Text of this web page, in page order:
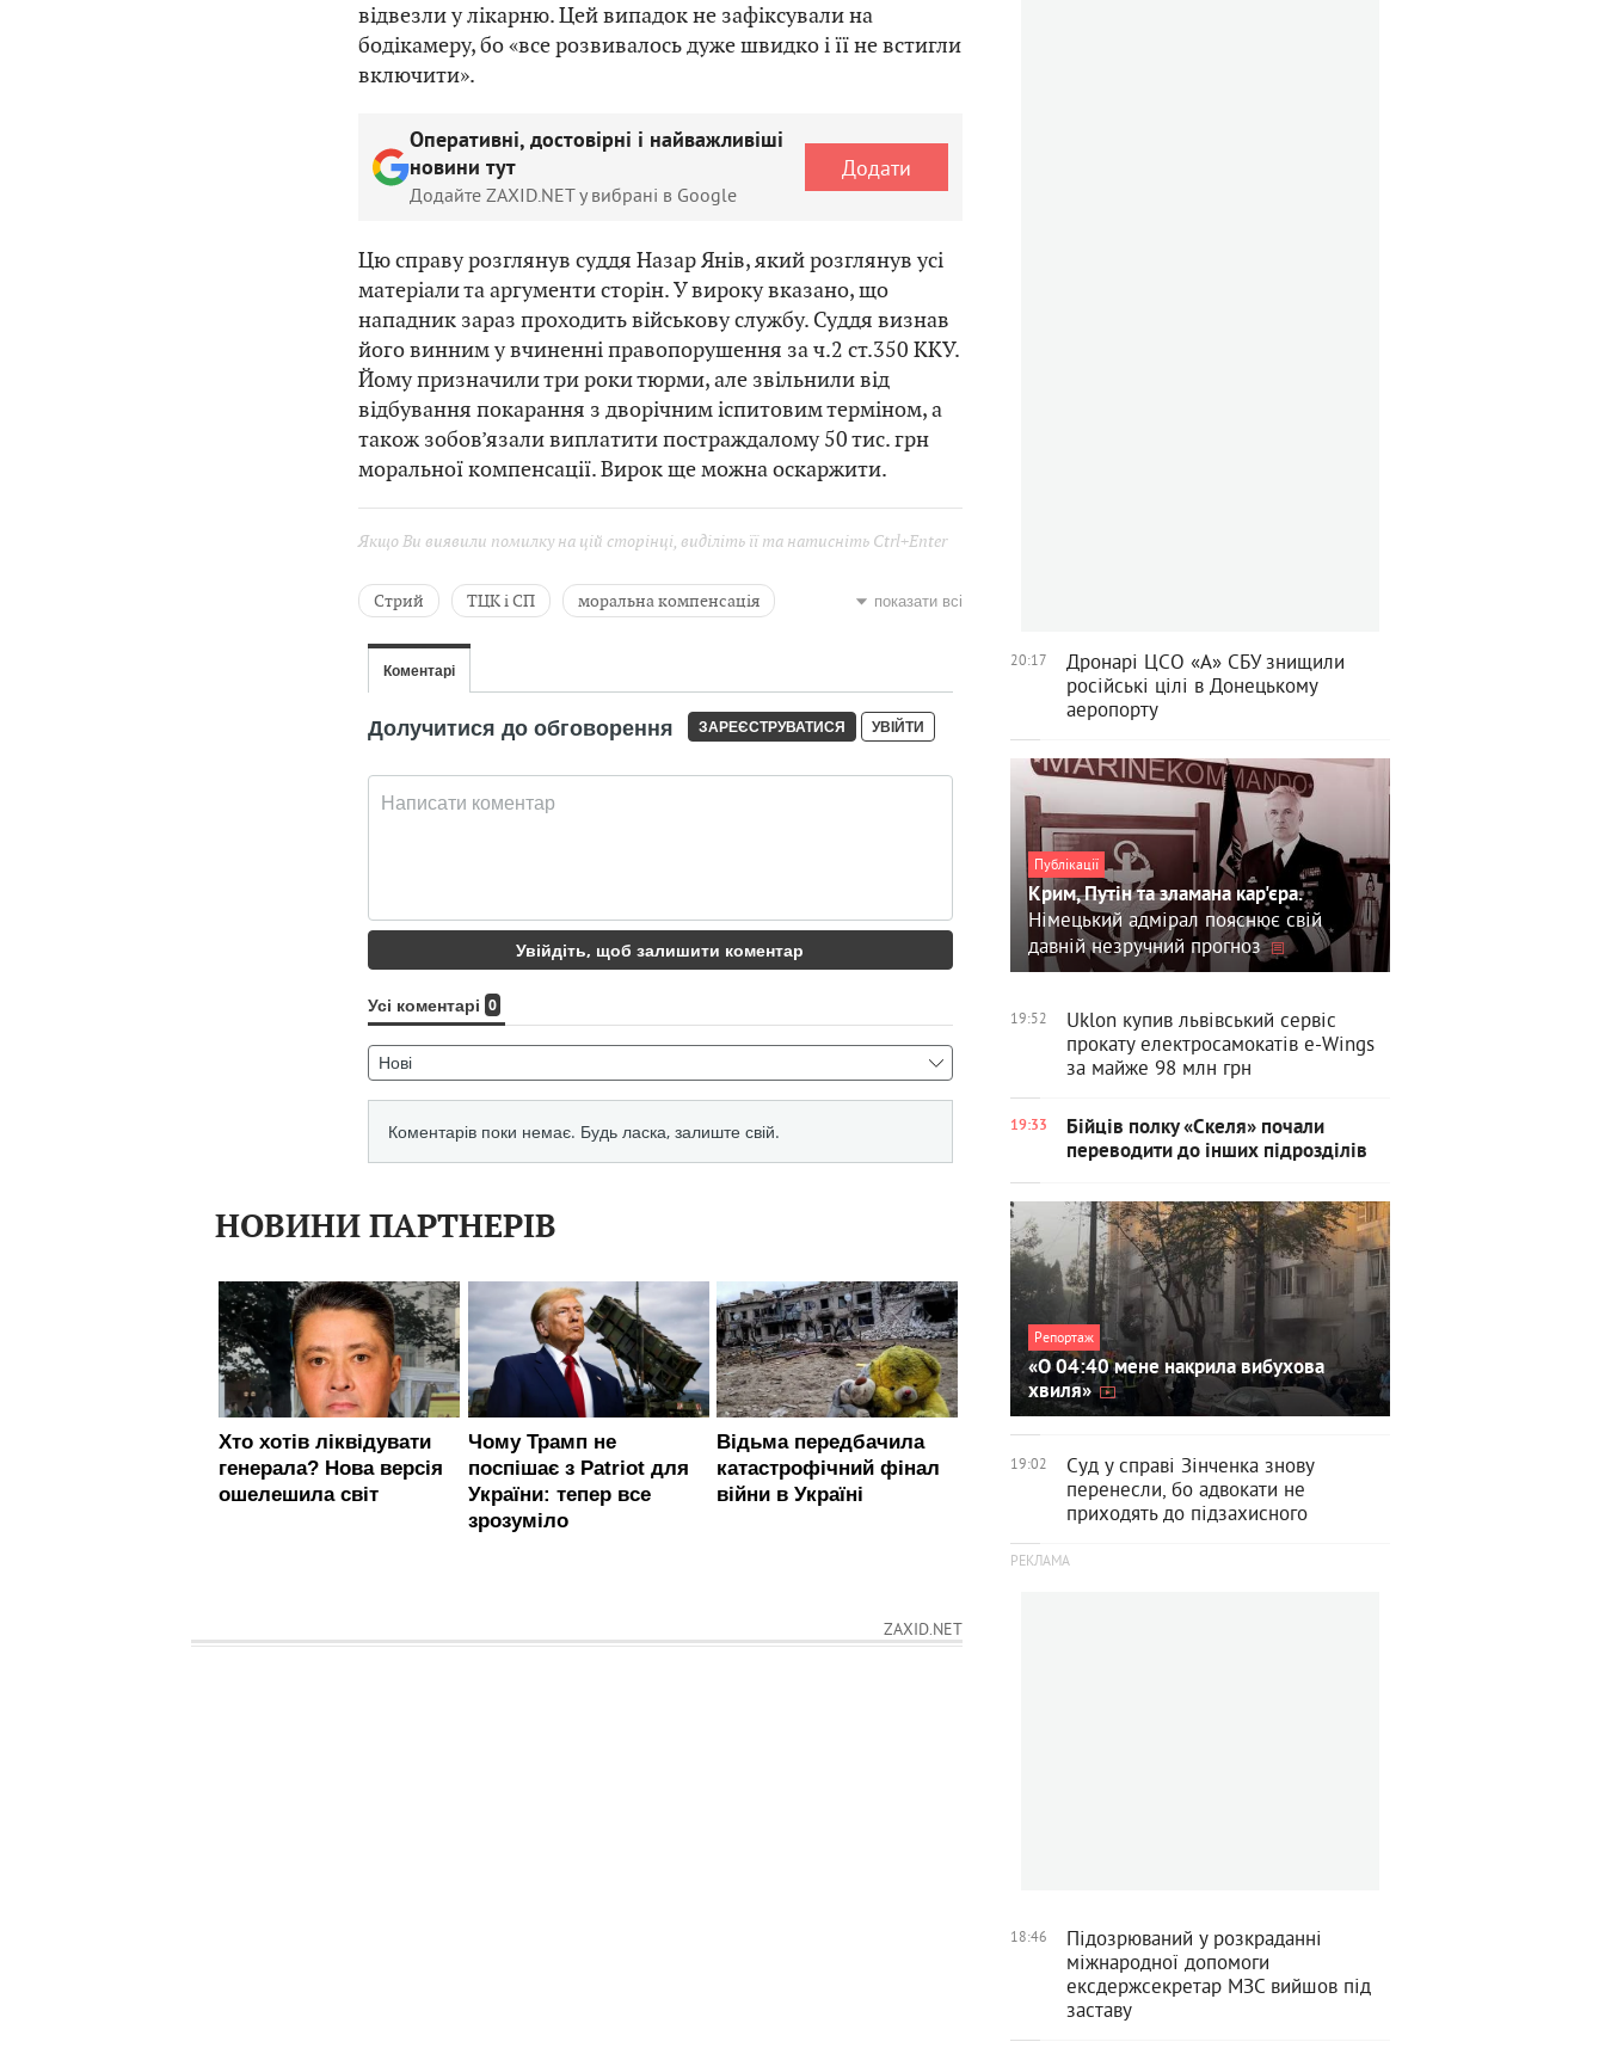
відвезли у лікарню. Цей випадок не зафіксували на
бодікамеру, бо «все розвивалось дуже швидко і її не встигли
включити».
Оперативні, достовірні і найважливіші
новини тут
Додайте ZAXID.NET у вибрані в Google
Додати
Цю справу розглянув суддя Назар Янів, який розглянув усі
матеріали та аргументи сторін. У вироку вказано, що
нападник зараз проходить військову службу. Суддя визнав
його винним у вчиненні правопорушення за ч.2 ст.350 ККУ.
Йому призначили три роки тюрми, але звільнили від
відбування покарання з дворічним іспитовим терміном, а
також зобов’язали виплатити постраждалому 50 тис. грн
моральної компенсації. Вирок ще можна оскаржити.
Якщо Ви виявили помилку на цій сторінці, виділіть її та натисніть Ctrl+Enter
Стрий ТЦК і СП моральна компенсація
Назар Янів
показати всі
НОВИНИ ПАРТНЕРІВ
ZAXID.NET
20:17
Дронарі ЦСО «А» СБУ знищили
російські цілі в Донецькому
аеропорту
Публікації
Крим, Путін та зламана кар'єра.
Німецький адмірал пояснює свій
давній незручний прогноз
19:52
Uklon купив львівський сервіс
прокату електросамокатів e-Wings
за майже 98 млн грн
19:33
Бійців полку «Скеля» почали
переводити до інших підрозділів
Репортаж
«О 04:40 мене накрила вибухова
хвиля»
19:02
Суд у справі Зінченка знову
перенесли, бо адвокати не
приходять до підзахисного
18:46
Підозрюваний у розкраданні
міжнародної допомоги
ексдержсекретар МЗС вийшов під
заставу